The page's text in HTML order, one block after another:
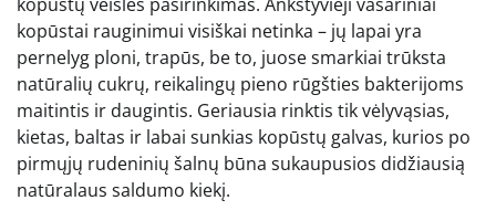
kopūstai rauginimui visiškai netinka – jų lapai yra
pernelyg ploni, trapūs, be to, juose smarkiai trūksta
natūralių cukrų, reikalingų pieno rūgšties bakterijoms
maitintis ir daugintis. Geriausia rinktis tik vėlyvąsias,
kietas, baltas ir labai sunkias kopūstų galvas, kurios po
pirmųjų rudeninių šalnų būna sukaupusios didžiausią
natūralaus saldumo kiekį.